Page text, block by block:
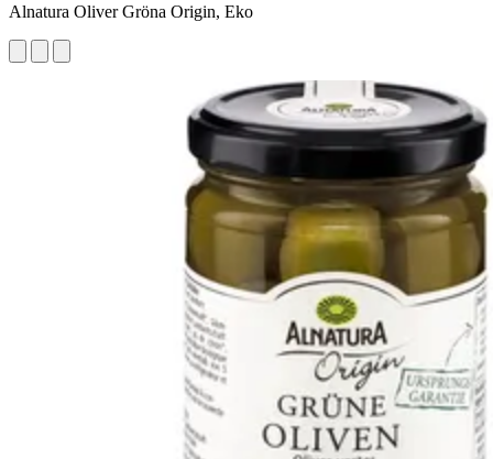
Alnatura Oliver Gröna Origin, Eko